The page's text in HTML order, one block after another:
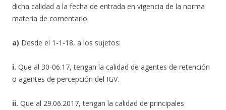
dicha calidad a la fecha de entrada en vigencia de la norma
materia de comentario.
a) Desde el 1-1-18, a los sujetos:
i. Que al 30-06.17, tengan la calidad de agentes de retención
o agentes de percepción del IGV.
ii. Que al 29.06.2017, tengan la calidad de principales